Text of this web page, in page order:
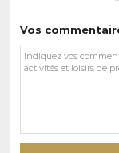
Vos
Vos
commentaires